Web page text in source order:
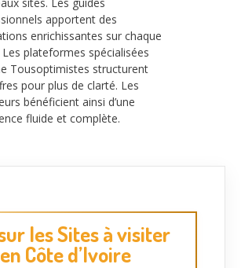
apportent des
enrichissantes sur chaque
plateformes spécialisées
Tousoptimistes structurent
pour plus de clarté. Les
bénéficient ainsi d’une
fluide et complète.
les Sites à visiter
en Côte d’Ivoire